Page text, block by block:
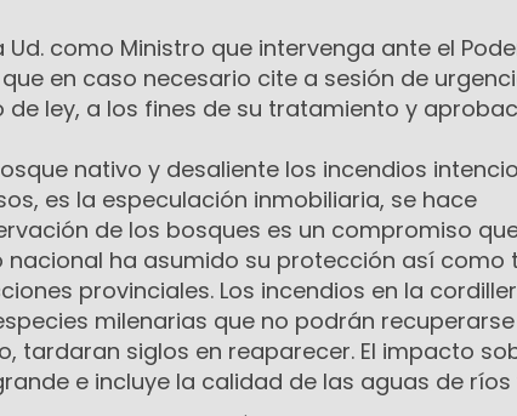
Ud. como Ministro que intervenga ante el
en caso necesario cite a sesión de
ley, a los fines de su tratamiento y
nativo y desaliente los incendios
es la especulación inmobiliaria, se hace
de los bosques es un compromiso
nacional ha asumido su protección así como
provinciales. Los incendios en la
milenarias que no podrán recuperarse
tardaran siglos en reaparecer. El impacto
e incluye la calidad de las aguas de ríos